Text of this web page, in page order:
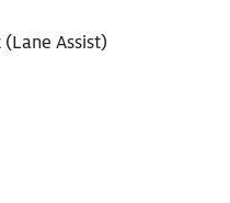
Assist)